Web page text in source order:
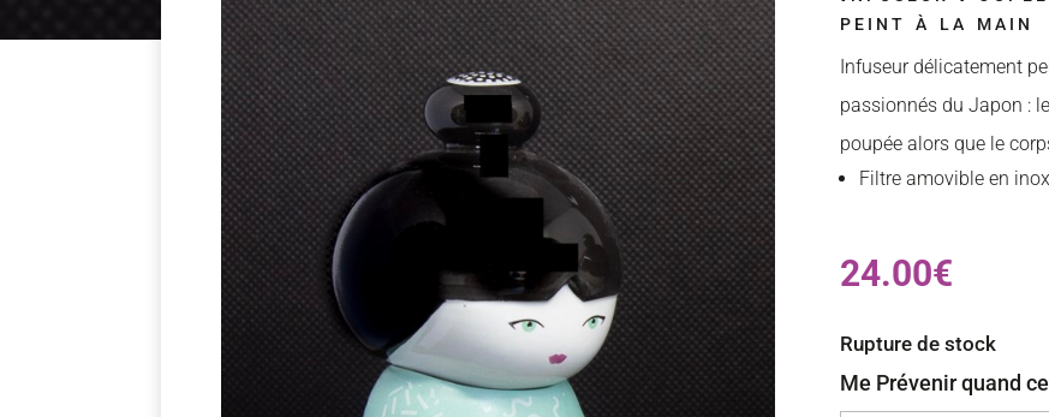
peint à la main
Infuseur délicatement
passionnés du Japon :
poupée alors que le
Filtre amovible en inox
24.00€
Rupture de stock
Me Prévenir quand